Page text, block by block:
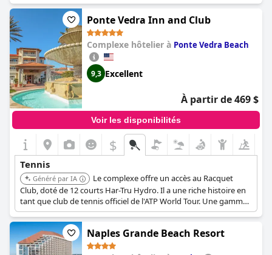
des cliniques quotidiennes intensives, des leçons privées et des
camps juniors. Le complexe a entraîné des champions de tennis
comme Pete Sampras et Martina Hingis.
Ponte Vedra Inn and Club
Complexe hôtelier à Ponte Vedra Beach
9,3 Excellent
À partir de 469 $
Voir les disponibilités
$
Tennis
Généré par IA
Le complexe offre un accès au Racquet
Club, doté de 12 courts Har-Tru Hydro. Il a une riche histoire en
tant que club de tennis officiel de l'ATP World Tour. Une gamme
complète d'activités de villégiature toute l'année, de
programmes d'enseignement et de forfaits attire les amateurs
de tennis au complexe année après année.
Naples Grande Beach Resort